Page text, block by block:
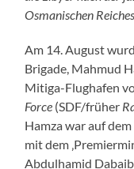
Osmanischen
Am 14. August
Brigade, Mahmud
Mitiga-Flughafen
Force (SDF/früher
Hamza war auf
mit dem
Abdulhamid